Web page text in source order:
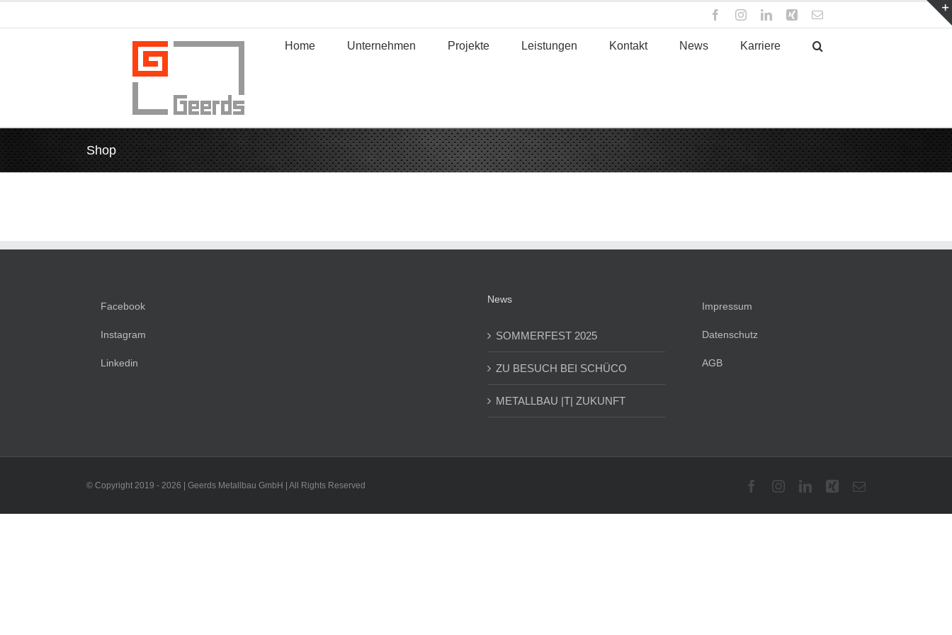
Inhalt
FacebookInstagramLinkedInXing E-
Mail
Home Unternehmen Projekte Leistungen Kontakt News Karriere
Shop
Facebook
Instagram
Linkedin
News
SOMMERFEST 2025
ZU BESUCH BEI SCHÜCO
METALLBAU |T| ZUKUNFT
Impressum
Datenschutz
AGB
© Copyright 2019 - 2026 | Geerds Metallbau GmbH | All Rights Reserved FacebookInstagramLinkedIn
XingE-